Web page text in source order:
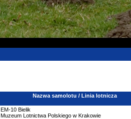
Nazwa samolotu / Linia lotnicza
EM-10 Bielik
Muzeum Lotnictwa Polskiego w Krakowie